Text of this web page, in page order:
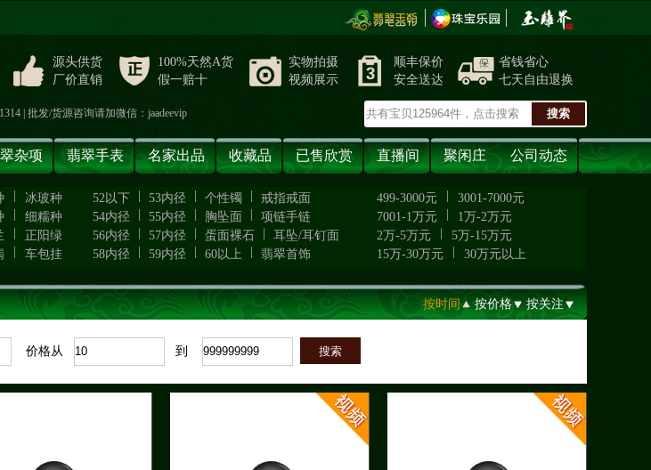
源头供货
厂价直销
100%天然A货
假一赔十
实物拍摄
视频展示
顺丰保价
安全送达
省钱省心
七天自由退换
| 批发/货源咨询请加微信：jaadeevip
杂项 翡翠手表 名家出品 收藏品 已售欣赏 直播间 聚闲庄 公司动态
冰玻种
细糯种
正阳绿
车包挂
52以下 53内径 个性镯
戒指戒面
54内径
55内径 胸坠面
项链手链
56内径
57内径 蛋面裸石
耳坠/耳钉面
58内径
59内径 60以上 翡翠首饰
499-3000元
3001-7000元
7001-1万元
1万-2万元
2万-5万元
5万-15万元
15万-30万元
30万元以上
按时间 按价格 按关注
价格从 到